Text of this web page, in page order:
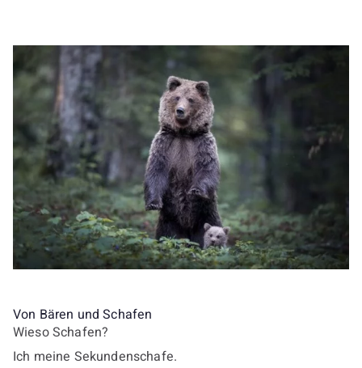
Von Bären und Schafen
Wieso Schafen?
Ich meine Sekundenschafe.